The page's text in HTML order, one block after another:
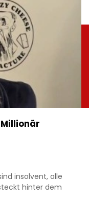
insolvent, alle
hinter dem